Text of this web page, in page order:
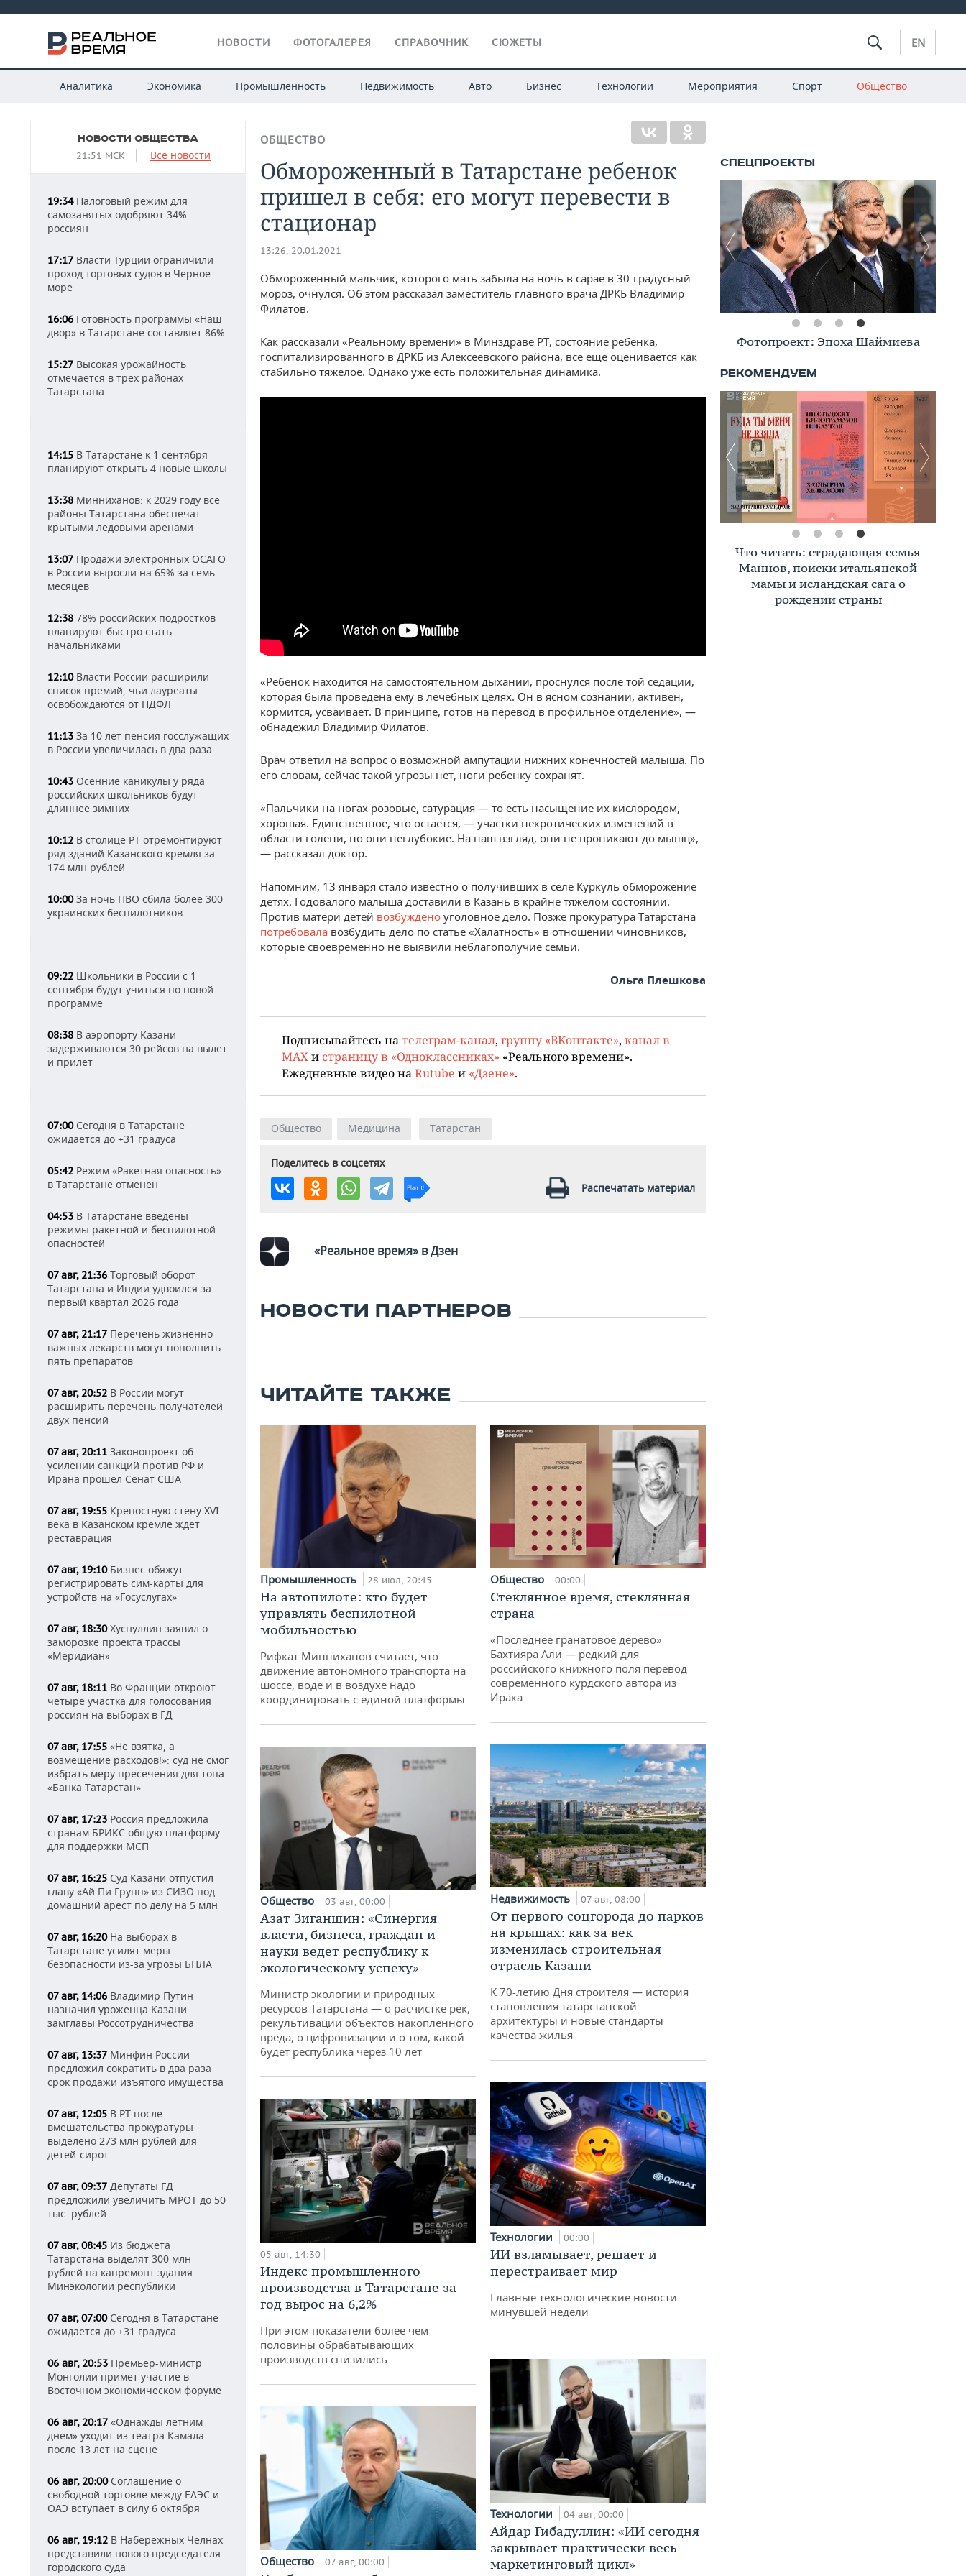
НОВОСТИ ФОТОГАЛЕРЕЯ СПРАВОЧНИК СЮЖЕТЫ EN
Аналитика Экономика Промышленность Недвижимость Авто Бизнес Технологии Мероприятия Спорт Общество
НОВОСТИ ОБЩЕСТВА
21:51 МСК Все новости
19:34Налоговый режим для
самозанятых одобряют 34%
россиян
17:17 Власти Турции ограничили
проход торговых судов в Черное
море
16:06 Готовность программы «Наш
двор» в Татарстане составляет 86%
15:27 Высокая урожайность
отмечается в трех районах
Татарстана
14:15 В Татарстане к 1 сентября
планируют открыть 4 новые школы
13:38 Минниханов: к 2029 году все
районы Татарстана обеспечат
крытыми ледовыми аренами
13:07 Продажи электронных ОСАГО
в России выросли на 65% за семь
месяцев
12:38 78% российских подростков
планируют быстро стать
начальниками
12:10Власти России расширили
список премий, чьи лауреаты
освобождаются от НДФЛ
11:13 За 10 лет пенсия госслужащих
в России увеличилась в два раза
10:43 Осенние каникулы у ряда
российских школьников будут
длиннее зимних
10:12 В столице РТ отремонтируют
ряд зданий Казанского кремля за
174 млн рублей
10:00За ночь ПВО сбила более 300
украинских беспилотников
09:22 Школьники в России с 1
сентября будут учиться по новой
программе
08:38 В аэропорту Казани
задерживаются 30 рейсов на вылет
и прилет
07:00Сегодня в Татарстане
ожидается до +31 градуса
05:42 Режим «Ракетная опасность»
в Татарстане отменен
04:53 В Татарстане введены
режимы ракетной и беспилотной
опасностей
07 авг, 21:36 Торговый оборот
Татарстана и Индии удвоился за
первый квартал 2026 года
07 авг, 21:17 Перечень жизненно
важных лекарств могут пополнить
пять препаратов
07 авг, 20:52 В России могут
расширить перечень получателей
двух пенсий
07 авг, 20:11 Законопроект об
усилении санкций против РФ и
Ирана прошел Сенат США
07 авг, 19:55 Крепостную стену XVI
века в Казанском кремле ждет
реставрация
07 авг, 19:10Бизнес обяжут
регистрировать сим-карты для
устройств на «Госуслугах»
07 авг, 18:30Хуснуллин заявил о
заморозке проекта трассы
«Меридиан»
07 авг, 18:11 Во Франции откроют
четыре участка для голосования
россиян на выборах в ГД
07 авг, 17:55 «Не взятка, а
возмещение расходов!»: суд не смог
избрать меру пресечения для топа
«Банка Татарстан»
07 авг, 17:23 Россия предложила
странам БРИКС общую платформу
для поддержки МСП
07 авг, 16:25 Суд Казани отпустил
главу «Ай Пи Групп» из СИЗО под
домашний арест по делу на 5 млн
07 авг, 16:20На выборах в
Татарстане усилят меры
безопасности из-за угрозы БПЛА
07 авг, 14:06 Владимир Путин
назначил уроженца Казани
замглавы Россотрудничества
07 авг, 13:37 Минфин России
предложил сократить в два раза
срок продажи изъятого имущества
07 авг, 12:05 В РТ после
вмешательства прокуратуры
выделено 273 млн рублей для
детей-сирот
07 авг, 09:37 Депутаты ГД
предложили увеличить МРОТ до 50
тыс. рублей
07 авг, 08:45 Из бюджета
Татарстана выделят 300 млн
рублей на капремонт здания
Минэкологии республики
07 авг, 07:00Сегодня в Татарстане
ожидается до +31 градуса
06 авг, 20:53 Премьер-министр
Монголии примет участие в
Восточном экономическом форуме
06 авг, 20:17 «Однажды летним
днем» уходит из театра Камала
после 13 лет на сцене
06 авг, 20:00Соглашение о
свободной торговле между ЕАЭС и
ОАЭ вступает в силу 6 октября
06 авг, 19:12 В Набережных Челнах
представили нового председателя
городского суда
ОБЩЕСТВО
Обмороженный в Татарстане ребенок
пришел в себя: его могут перевести в
стационар
13:26, 20.01.2021
Обмороженный мальчик, которого мать забыла на ночь в сарае в 30-градусный
мороз, очнулся. Об этом рассказал заместитель главного врача ДРКБ Владимир
Филатов.
Как рассказали «Реальному времени» в Минздраве РТ, состояние ребенка,
госпитализированного в ДРКБ из Алексеевского района, все еще оценивается как
стабильно тяжелое. Однако уже есть положительная динамика.
«Ребенок находится на самостоятельном дыхании, проснулся после той седации,
которая была проведена ему в лечебных целях. Он в ясном сознании, активен,
кормится, усваивает. В принципе, готов на перевод в профильное отделение», —
обнадежил Владимир Филатов.
Врач ответил на вопрос о возможной ампутации нижних конечностей малыша. По
его словам, сейчас такой угрозы нет, ноги ребенку сохранят.
«Пальчики на ногах розовые, сатурация — то есть насыщение их кислородом,
хорошая. Единственное, что остается, — участки некротических изменений в
области голени, но они неглубокие. На наш взгляд, они не проникают до мышц»,
— рассказал доктор.
Напомним, 13 января стало известно о получивших в селе Куркуль обморожение
детях. Годовалого малыша доставили в Казань в крайне тяжелом состоянии.
Против матери детей возбуждено уголовное дело. Позже прокуратура Татарстана
потребовала возбудить дело по статье «Халатность» в отношении чиновников,
которые своевременно не выявили неблагополучие семьи.
Ольга Плешкова
Подписывайтесь на телеграм-канал, группу «ВКонтакте», канал в
MAX и страницу в «Одноклассниках» «Реального времени».
Ежедневные видео на Rutube и «Дзене».
Общество Медицина Татарстан
Поделитесь в соцсетях
Распечатать материал
«Реальное время» в Дзен
НОВОСТИ ПАРТНЕРОВ
ЧИТАЙТЕ ТАКЖЕ
Промышленность 28 июл, 20:45
На автопилоте: кто будет
управлять беспилотной
мобильностью
Рифкат Минниханов считает, что
движение автономного транспорта на
шоссе, воде и в воздухе надо
координировать с единой платформы
Общество 03 авг, 00:00
Азат Зиганшин: «Синергия
власти, бизнеса, граждан и
науки ведет республику к
экологическому успеху»
Министр экологии и природных
ресурсов Татарстана — о расчистке рек,
рекультивации объектов накопленного
вреда, о цифровизации и о том, какой
будет республика через 10 лет
05 авг, 14:30
Индекс промышленного
производства в Татарстане за
год вырос на 6,2%
При этом показатели более чем
половины обрабатывающих
производств снизились
Общество 07 авг, 00:00
Общество 00:00
Стеклянное время, стеклянная
страна
«Последнее гранатовое дерево»
Бахтияра Али — редкий для
российского книжного поля перевод
современного курдского автора из
Ирака
Недвижимость 07 авг, 08:00
От первого соцгорода до парков
на крышах: как за век
изменилась строительная
отрасль Казани
К 70-летию Дня строителя — история
становления татарстанской
архитектуры и новые стандарты
качества жилья
Технологии 00:00
ИИ взламывает, решает и
перестраивает мир
Главные технологические новости
минувшей недели
Технологии 04 авг, 00:00
Айдар Гибадуллин: «ИИ сегодня
закрывает практически весь
маркетинговый цикл»
Фотопроект: Эпоха Шаймиева
Что читать: страдающая семья
Маннов, поиски итальянской
мамы и исландская сага о
рождении страны